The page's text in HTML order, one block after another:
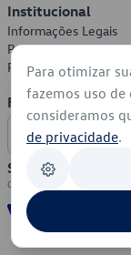
Institucional
Informações Legais
Política de
Política de Cookies
Formas de
Segurança
Para otimizar
fazemos uso
consideramos
de privacidade.